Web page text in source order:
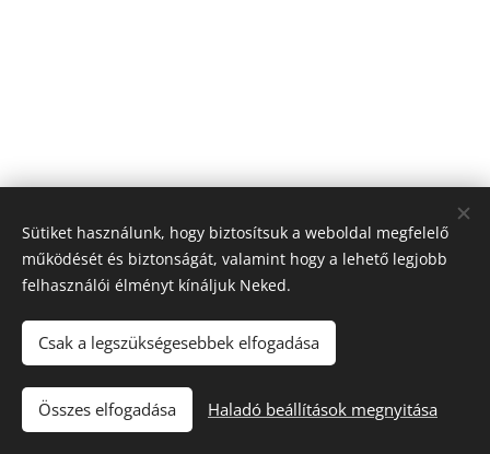
"Iránytű a fuvarozásban!"
Tacho Center
Sütiket használunk, hogy biztosítsuk a weboldal megfelelő
működését és biztonságát, valamint hogy a lehető legjobb
felhasználói élményt kínáljuk Neked.
Csak a legszükségesebbek elfogadása
Összes elfogadása Haladó beállítások megnyitása